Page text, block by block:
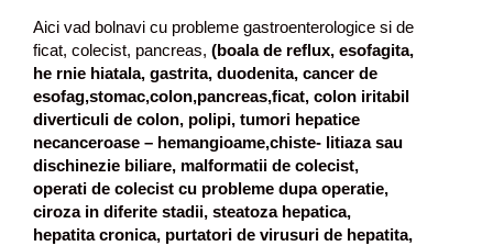
Aici vad bolnavi cu probleme gastroenterologice si de
ficat, colecist, pancreas, (boala de reflux, esofagita,
he rnie hiatala, gastrita, duodenita, cancer de
esofag,stomac,colon,pancreas,ficat, colon iritabil
diverticuli de colon, polipi, tumori hepatice
necanceroase – hemangioame,chiste- litiaza sau
dischinezie biliare, malformatii de colecist,
operati de colecist cu probleme dupa operatie,
ciroza in diferite stadii, steatoza hepatica,
hepatita cronica, purtatori de virusuri de hepatita,